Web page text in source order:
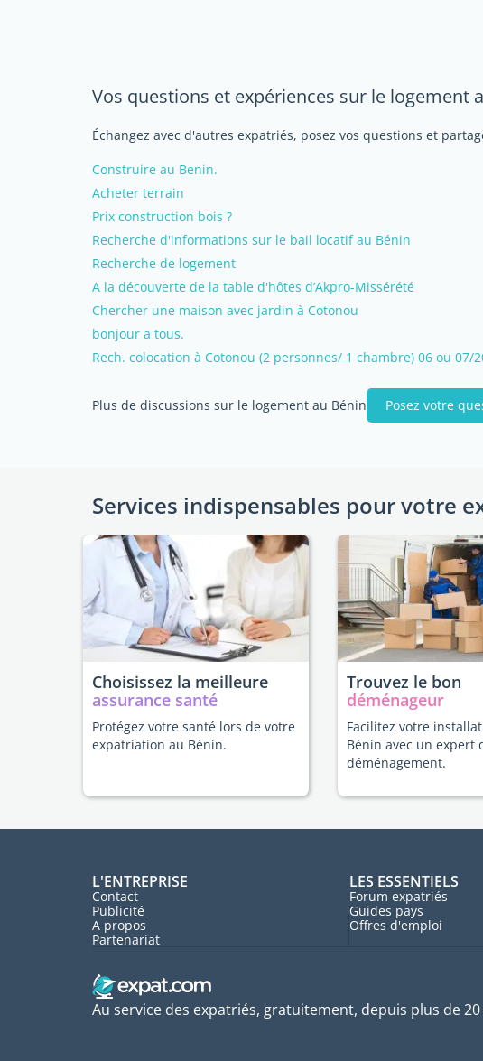
Vos questions et expériences sur le logement
Échangez avec d'autres expatriés, posez vos questions et
Construire au Benin.
Acheter terrain
Prix construction bois ?
Recherche d'informations sur le bail locatif au Bénin
Recherche de logement
A la découverte de la table d'hôtes d’Akpro-Missérété
Chercher une maison avec jardin à Cotonou
bonjour a tous.
Rech. colocation à Cotonou (2 personnes/ 1 chambre) 06 ou 07/
Plus de discussions sur le logement au Bénin Posez votre
Services indispensables pour votre
Choisissez la meilleure
assurance santé
Protégez votre santé lors de votre
expatriation au Bénin.
Trouvez le bon
déménageur
Facilitez votre
Bénin avec un expert
déménagement.
L'ENTREPRISE
Contact
Publicité
A propos
Partenariat
LES ESSENTIELS
Forum expatriés
Guides pays
Offres d'emploi
Au service des expatriés, gratuitement, depuis plus de 20